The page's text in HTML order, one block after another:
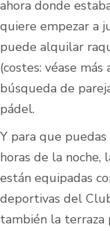
ahora donde
quiere empezar a
puede alquilar
(costes: véase
búsqueda de
pádel.
Y para que
horas de la noche,
están equipadas
deportivas del
también la